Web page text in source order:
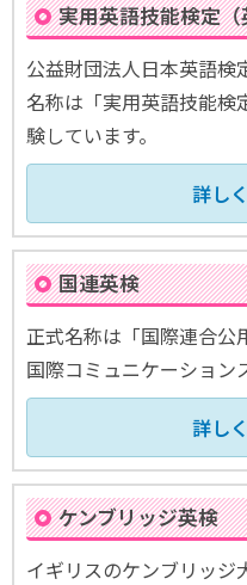
実用英語技能検定
公益財団法人日本英語検
名称は「実用英語技能検
験しています。
詳し
国連英検
正式名称は「国際連合公
国際コミュニケーション
詳し
ケンブリッジ英検
イギリスのケンブリッジ